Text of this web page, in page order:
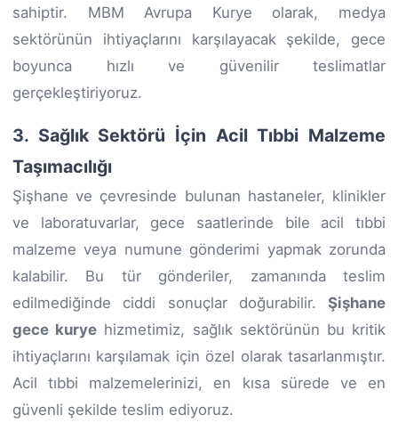
sahiptir. MBM Avrupa Kurye olarak, medya
sektörünün ihtiyaçlarını karşılayacak şekilde, gece
boyunca hızlı ve güvenilir teslimatlar
gerçekleştiriyoruz.
3. Sağlık Sektörü İçin Acil Tıbbi Malzeme
Taşımacılığı
Şişhane ve çevresinde bulunan hastaneler, klinikler
ve laboratuvarlar, gece saatlerinde bile acil tıbbi
malzeme veya numune gönderimi yapmak zorunda
kalabilir. Bu tür gönderiler, zamanında teslim
edilmediğinde ciddi sonuçlar doğurabilir. Şişhane
gece kurye hizmetimiz, sağlık sektörünün bu kritik
ihtiyaçlarını karşılamak için özel olarak tasarlanmıştır.
Acil tıbbi malzemelerinizi, en kısa sürede ve en
güvenli şekilde teslim ediyoruz.